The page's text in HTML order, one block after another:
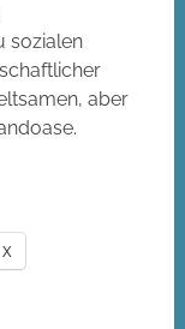
sozialen
aber
X